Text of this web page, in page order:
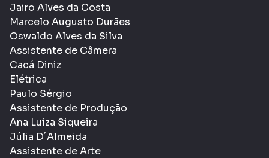
Jairo Alves da Costa
Marcelo Augusto Durães
Oswaldo Alves da Silva
Assistente de Câmera
Cacá Diniz
Elétrica
Paulo Sérgio
Assistente de Produção
Ana Luiza Siqueira
Júlia D´Almeida
Assistente de Arte